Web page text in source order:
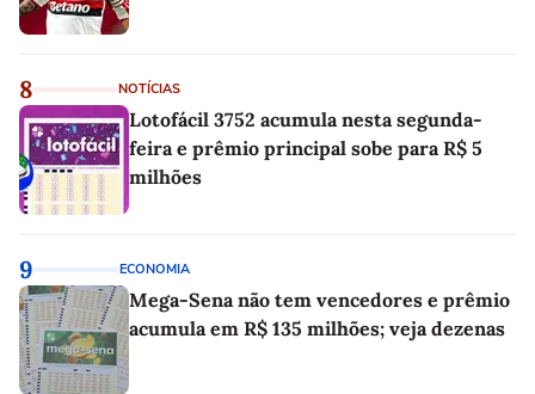
8 NOTÍCIAS
Lotofácil 3752 acumula nesta segunda-
feira e prêmio principal sobe para R$ 5
milhões
9 ECONOMIA
Mega-Sena não tem vencedores e prêmio
acumula em R$ 135 milhões; veja dezenas